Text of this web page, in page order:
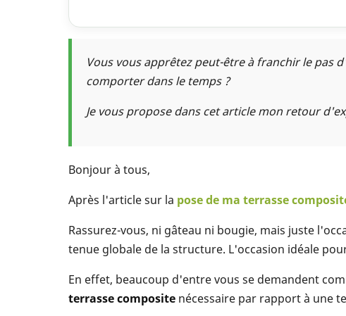
Vous vous apprêtez peut-être à franchir le pas
comporter dans le temps ?
Je vous propose dans cet article mon retour
Bonjour à tous,
Après l'article sur la pose de ma terrasse
Rassurez-vous, ni gâteau ni bougie, mais juste
tenue globale de la structure. L'occasion idéale
En effet, beaucoup d'entre vous se demandent
terrasse composite nécessaire par rapport à une